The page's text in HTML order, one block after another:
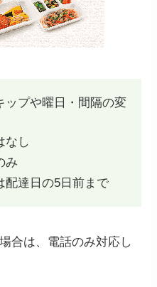
ップや曜日・間隔の変
なし
み
配達日の5日前まで
合は、電話のみ対応し